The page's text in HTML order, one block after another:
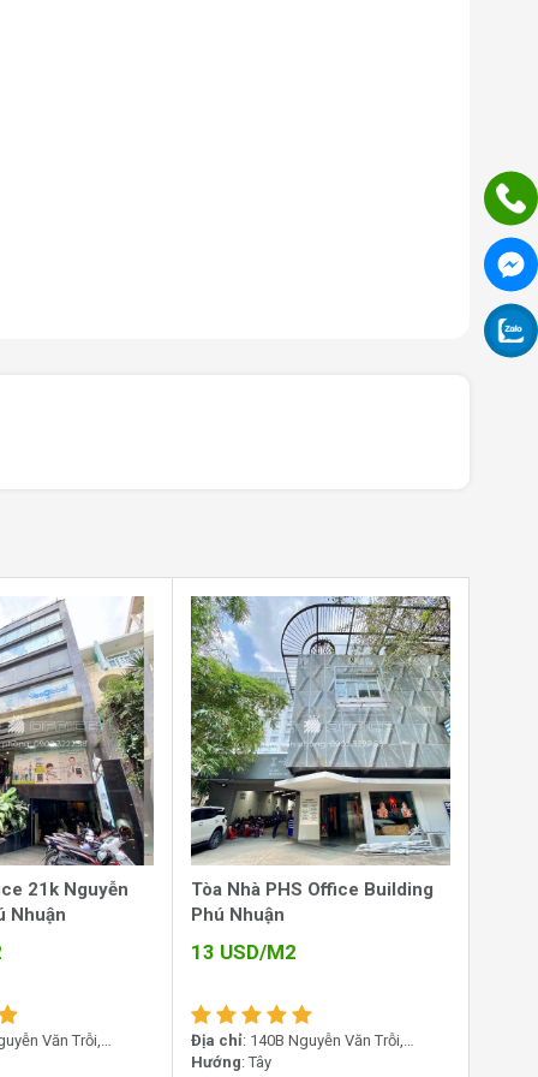
21k Nguyễn
Nhuận
Văn Trỗi,
TP.HCM
Tòa Nhà PHS Office Building
Phú Nhuận
13 USD/M2
Địa chỉ: 140B Nguyễn Văn Trỗi,
Phường Phú Nhuận, TP.HCM
Hướng : Tây